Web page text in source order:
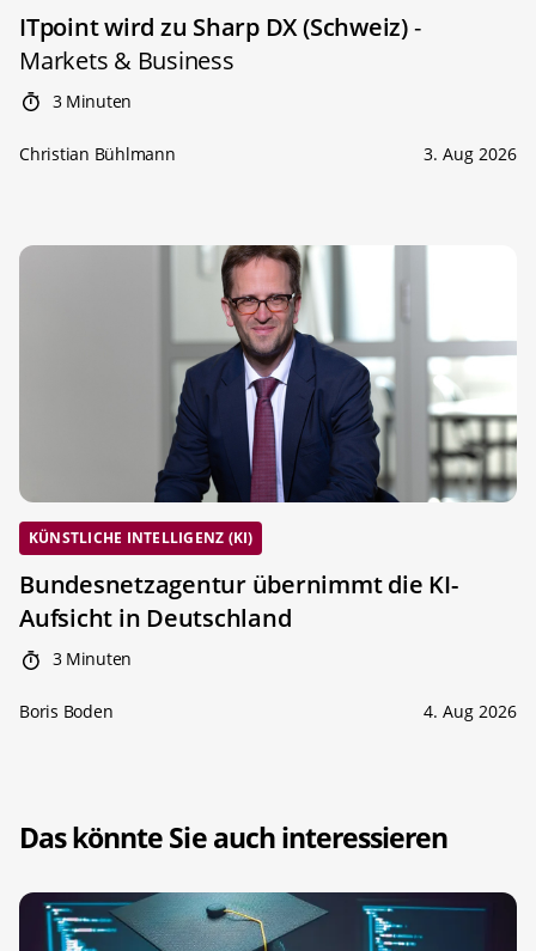
ITpoint wird zu Sharp DX (Schweiz)-
Markets & Business
3 Minuten
Christian Bühlmann 3. Aug 2026
KÜNSTLICHE INTELLIGENZ (KI)
Bundesnetzagentur übernimmt die KI-
Aufsicht in Deutschland
3 Minuten
Boris Boden 4. Aug 2026
Das könnte Sie auch interessieren